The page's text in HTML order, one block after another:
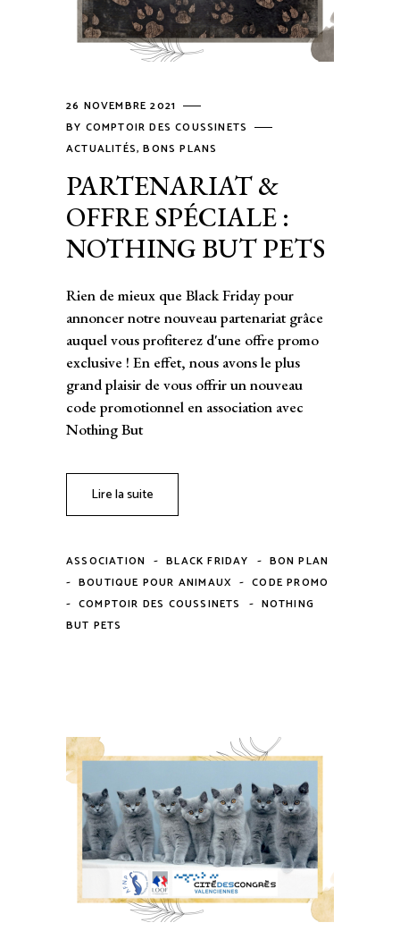
26 NOVEMBRE 2021
BY COMPTOIR DES COUSSINETS
ACTUALITÉS,BONS PLANS
PARTENARIAT &
OFFRE SPÉCIALE :
NOTHING BUT PETS
Rien de mieux que Black Friday pour
annoncer notre nouveau partenariat grâce
auquel vous profiterez d'une offre promo
exclusive ! En effet, nous avons le plus
grand plaisir de vous offrir un nouveau
code promotionnel en association avec
Nothing But
Lire la suite
ASSOCIATION - BLACK FRIDAY - BON PLAN
- BOUTIQUE POUR ANIMAUX - CODE PROMO
- COMPTOIR DES COUSSINETS - NOTHING
BUT PETS